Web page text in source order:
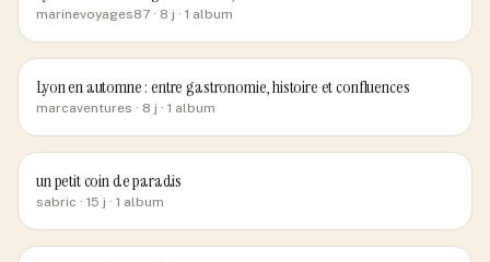
marinevoyages87 · 8 j · 1 album
Lyon en automne : entre gastronomie, histoire et confluences
marcaventures · 8 j · 1 album
un petit coin de paradis
sabric · 15 j · 1 album